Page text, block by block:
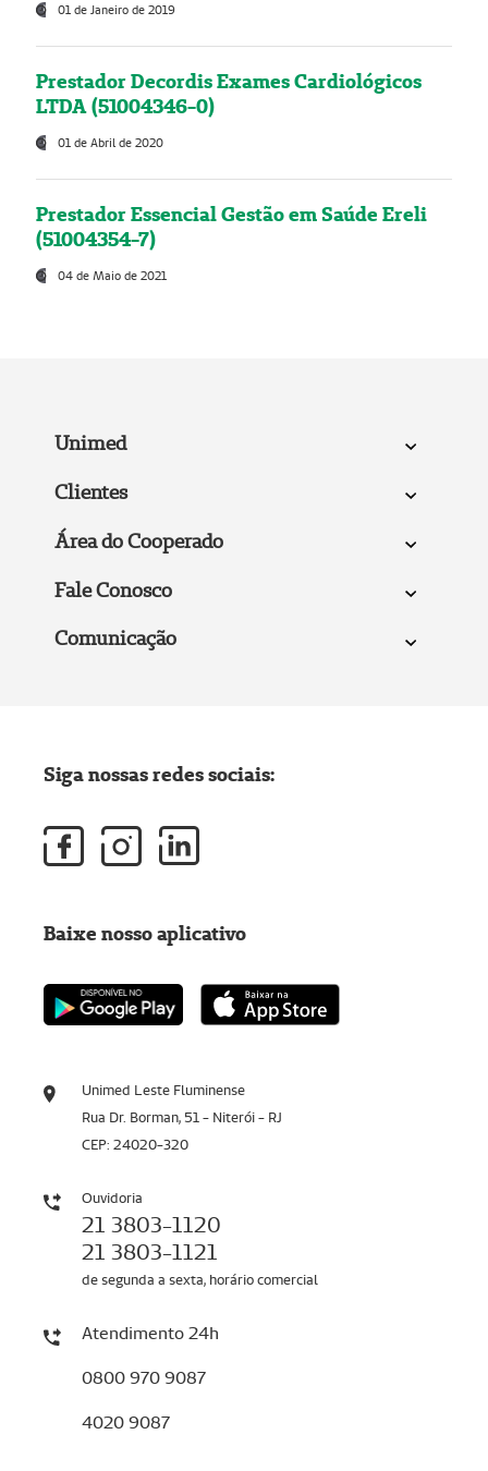
01 de Janeiro de 2019
Prestador Decordis Exames Cardiológicos
LTDA (51004346-0)
01 de Abril de 2020
Prestador Essencial Gestão em Saúde Ereli
(51004354-7)
04 de Maio de 2021
Unimed
Clientes
Área do Cooperado
Fale Conosco
Comunicação
Unimed Leste Fluminense
Rua Dr. Borman, 51 - Niterói - RJ
CEP: 24020-320
Ouvidoria
21 3803-1120
21 3803-1121
de segunda a sexta, horário comercial
Atendimento 24h
0800 970 9087
4020 9087
Siga nossas redes sociais:
Baixe nosso aplicativo